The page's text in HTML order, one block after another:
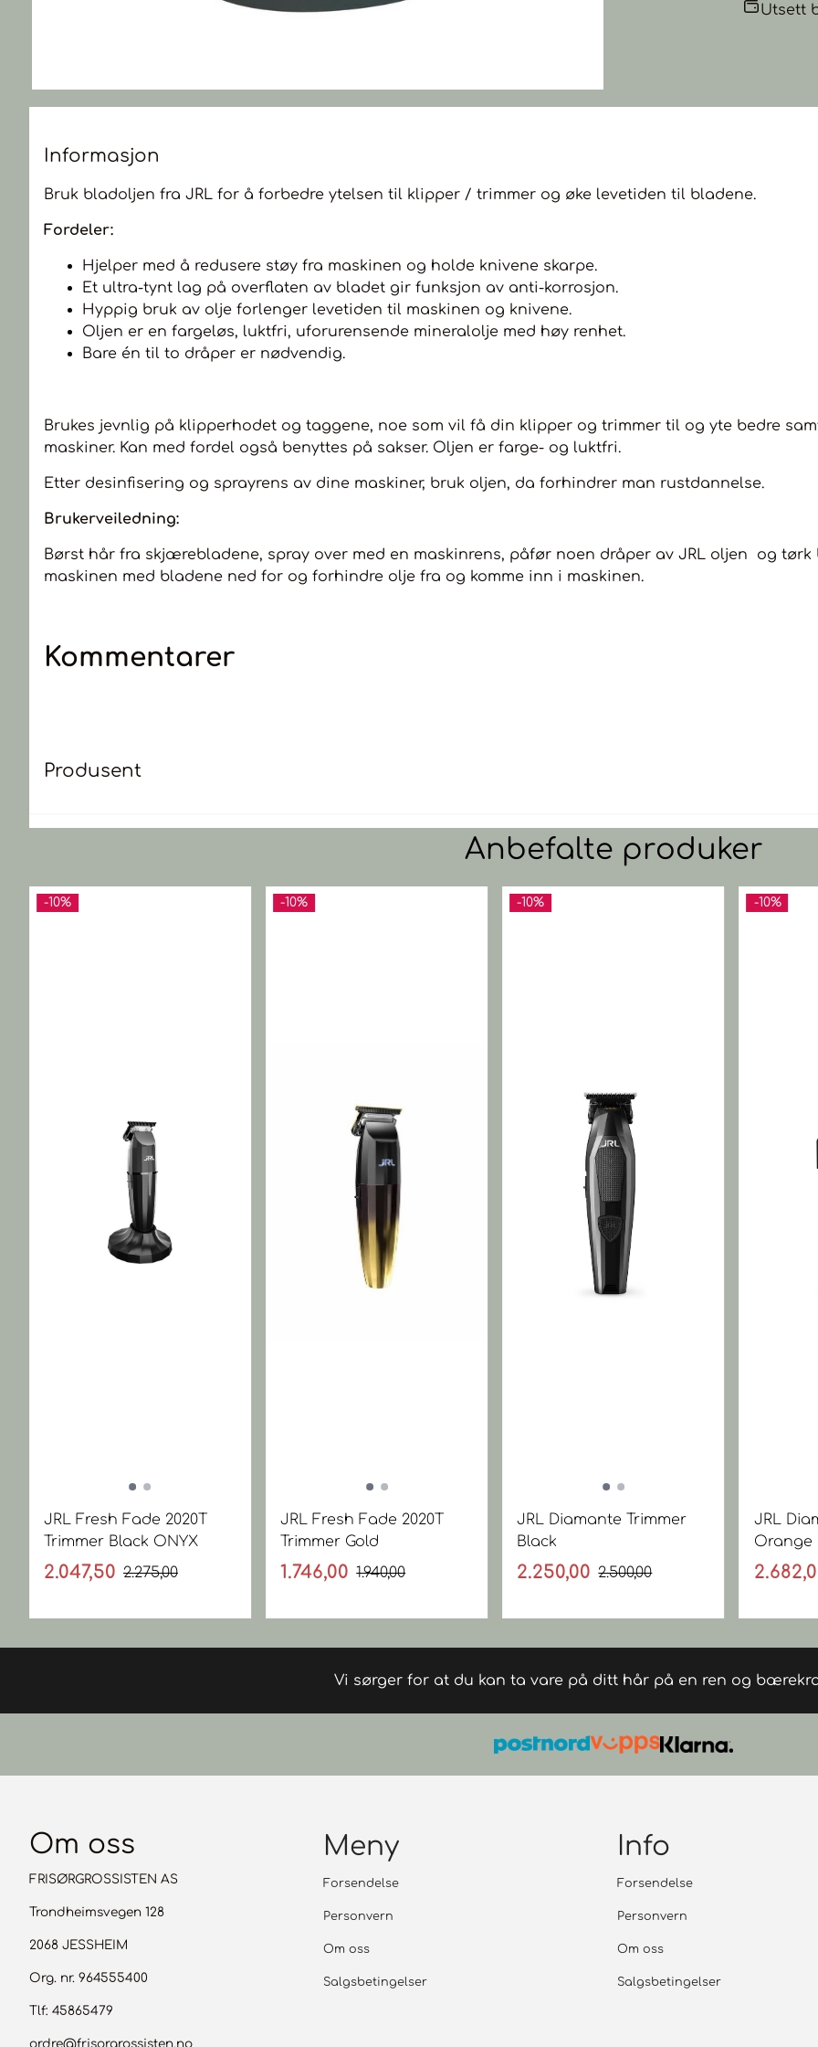
Utsett
Informasjon
Bruk bladoljen fra JRL for å forbedre ytelsen til klipper / trimmer og øke levetiden til bladene.
Fordeler:
Hjelper med å redusere støy fra maskinen og holde knivene skarpe.
Et ultra-tynt lag på overflaten av bladet gir funksjon av anti-korrosjon.
Hyppig bruk av olje forlenger levetiden til maskinen og knivene.
Oljen er en fargeløs, luktfri, uforurensende mineralolje med høy renhet.
Bare én til to dråper er nødvendig.
Brukes jevnlig på klipperhodet og taggene, noe som vil få din klipper og trimmer til og yte bedre
maskiner. Kan med fordel også benyttes på sakser. Oljen er farge- og luktfri.
Etter desinfisering og sprayrens av dine maskiner, bruk oljen, da forhindrer man rustdannelse.
Brukerveiledning:
Børst hår fra skjærebladene, spray over med en maskinrens, påfør noen dråper av JRL oljen og
maskinen med bladene ned for og forhindre olje fra og komme inn i maskinen.
Kommentarer
Produsent
Anbefalte produker
-10%
JRL Fresh Fade 2020T
Trimmer Black ONYX
2.047,50 2.275,00
-10%
JRL Fresh Fade 2020T
Trimmer Gold
1.746,00 1.940,00
-10%
JRL Diamante Trimmer
Black
2.250,00 2.500,00
-10%
JRL
Orange
Vi sørger for at du kan ta vare på ditt hår på en ren og
Om oss
FRISØRGROSSISTEN AS
Trondheimsvegen 128
2068 JESSHEIM
Org. nr. 964555400
Tlf: 45865479
ordre@frisorgrossisten.no
Meny
Forsendelse
Personvern
Om oss
Salgsbetingelser
Info
Forsendelse
Personvern
Om oss
Salgsbetingelser